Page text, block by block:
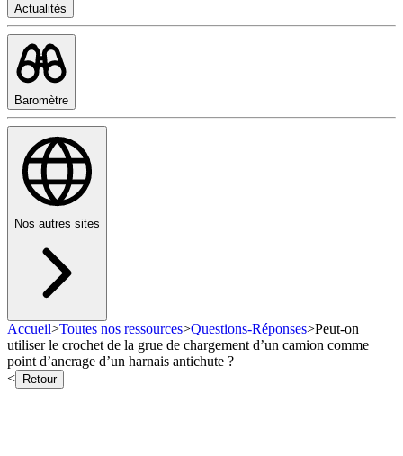
Actualités
Baromètre
Nos autres sites
Accueil>Toutes nos ressources>Questions-Réponses>Peut-on
utiliser le crochet de la grue de chargement d’un camion comme
point d’ancrage d’un harnais antichute ?
<
Retour